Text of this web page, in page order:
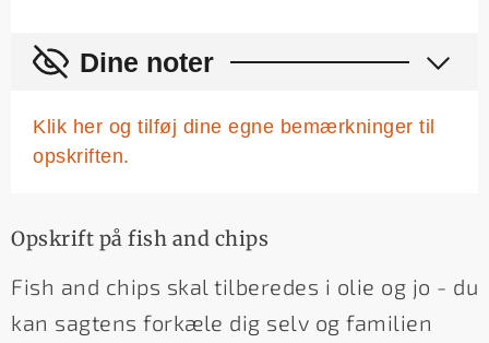
Dine noter
Klik her og tilføj dine egne bemærkninger til
opskriften.
Opskrift på fish and chips
Fish and chips skal tilberedes i olie og jo - du
kan sagtens forkæle dig selv og familien